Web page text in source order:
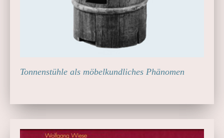
Tonnenstühle als möbelkundliches Phänomen